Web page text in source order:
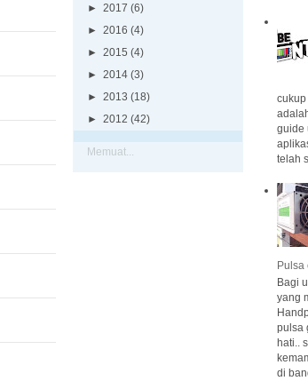
► 2017 (6)
► 2016 (4)
► 2015 (4)
► 2014 (3)
► 2013 (18)
► 2012 (42)
Memuat...
guide
telah
Pulsa
Bagi
yang
pulsa
hati..
di